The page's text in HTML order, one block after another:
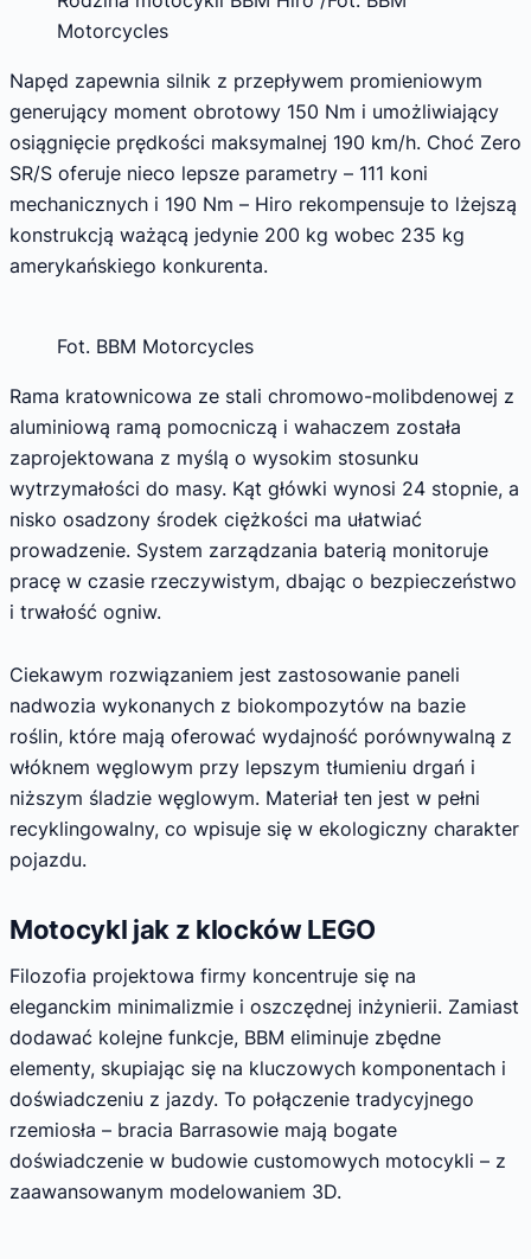
Motorcycles
Napęd zapewnia silnik z przepływem promieniowym
generujący moment obrotowy 150 Nm i umożliwiający
osiągnięcie prędkości maksymalnej 190 km/h. Choć Zero
SR/S oferuje nieco lepsze parametry – 111 koni
mechanicznych i 190 Nm – Hiro rekompensuje to lżejszą
konstrukcją ważącą jedynie 200 kg wobec 235 kg
amerykańskiego konkurenta.
Fot. BBM Motorcycles
Rama kratownicowa ze stali chromowo-molibdenowej z
aluminiową ramą pomocniczą i wahaczem została
zaprojektowana z myślą o wysokim stosunku
wytrzymałości do masy. Kąt główki wynosi 24 stopnie, a
nisko osadzony środek ciężkości ma ułatwiać
prowadzenie. System zarządzania baterią monitoruje
pracę w czasie rzeczywistym, dbając o bezpieczeństwo
i trwałość ogniw.
Ciekawym rozwiązaniem jest zastosowanie paneli
nadwozia wykonanych z biokompozytów na bazie
roślin, które mają oferować wydajność porównywalną z
włóknem węglowym przy lepszym tłumieniu drgań i
niższym śladzie węglowym. Materiał ten jest w pełni
recyklingowalny, co wpisuje się w ekologiczny charakter
pojazdu.
Motocykl jak z klocków LEGO
Filozofia projektowa firmy koncentruje się na
eleganckim minimalizmie i oszczędnej inżynierii. Zamiast
dodawać kolejne funkcje, BBM eliminuje zbędne
elementy, skupiając się na kluczowych komponentach i
doświadczeniu z jazdy. To połączenie tradycyjnego
rzemiosła – bracia Barrasowie mają bogate
doświadczenie w budowie customowych motocykli – z
zaawansowanym modelowaniem 3D.